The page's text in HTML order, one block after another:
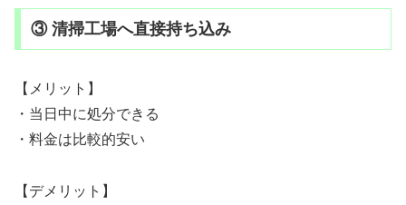
③ 清掃工場へ直接持ち込み
【メリット】
・当日中に処分できる
・料金は比較的安い
【デメリット】